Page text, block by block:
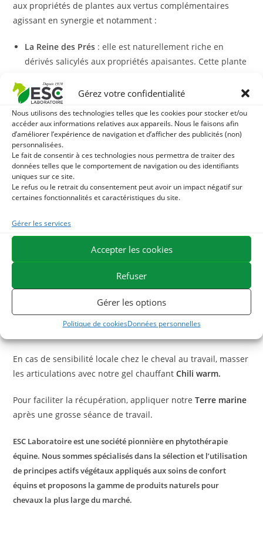
Gérez votre confidentialité
Nous utilisons des technologies telles que les cookies pour stocker et/ou
accéder aux informations relatives aux appareils. Nous le faisons afin
d’améliorer l’expérience de navigation et d’afficher des publicités (non)
personnalisées.
Le fait de consentir à ces technologies nous permettra de traiter des
données telles que le comportement de navigation ou des identifiants
uniques sur ce site.
Le refus ou le retrait du consentement peut avoir un impact négatif sur
certaines fonctionnalités et caractéristiques du site.
Gérer les services
Accepter les cookies
Refuser
Gérer les options
Politique de cookiesDonnées personnelles
aux propriétés de plantes aux vertus complémentaires
agissant en synergie et notamment :
La Reine des Prés : elle est naturellement riche en
dérivés salicylés aux propriétés apaisantes. Cette plante
Le Boswellia serrata: il est reconnu pour ses propriétés
apaisantes notamment en cas de sensibilités ou
raideurs articulaires.
La Prêle des Champs: elle est source de silicium et
possède des vertus reminéralisantes. Cette plante
contribue au soutien articulaire et tendineux
Arthromixest formulé sans harpagophytum, ce qui en fait
un allié de choix pour soutenir les articulations des
Quelle synergie avec Arthromix?
Pour un effet renforcé,Arthromixpeut être complété d’une
un mélange de chondroprotecteurs
(chondroïtine, glucosamine, MSM) permettant de renforcer
le cartilage articulaire et d’antioxydants protecteurs comme
la vitamine C et la curcumine que o’on trouve
En cas de sensibilité locale chez le cheval au travail, masser
les articulations avec notre gel chauffantChili warm.
Pour faciliter la récupération, appliquer notreTerre marine
après une grosse séance de travail.
ESC Laboratoire est une société pionnière en phytothérapie
équine. Nous sommes spécialisés dans la sélection et l’utilisation
de principes actifs végétaux appliqués aux soins de confort
équins et proposons la gamme de produits naturels pour
chevaux la plus large du marché.